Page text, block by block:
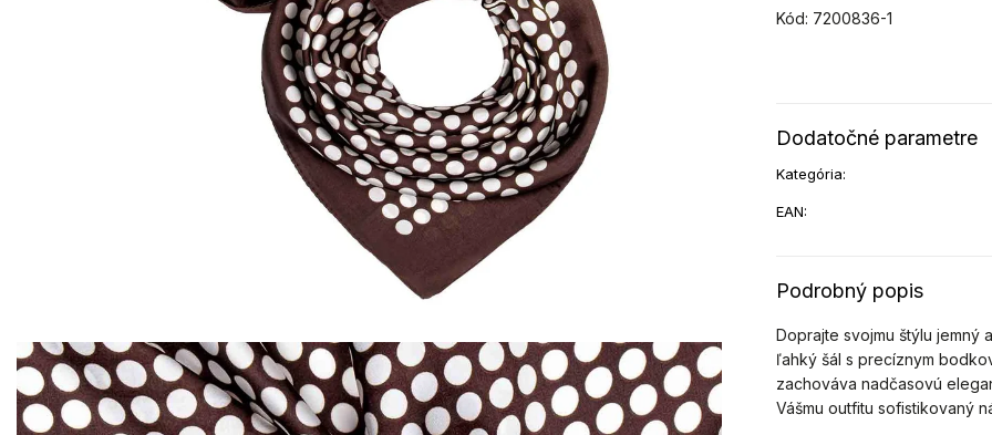
Kód: 7200836-1
Podrobný popis
Doprajte svojmu štýlu
ľahký šál s precíznym
zachováva nadčasovú
Vášmu outfitu sofistikovaný
Dodatočné parametre
Kategória:
EAN: